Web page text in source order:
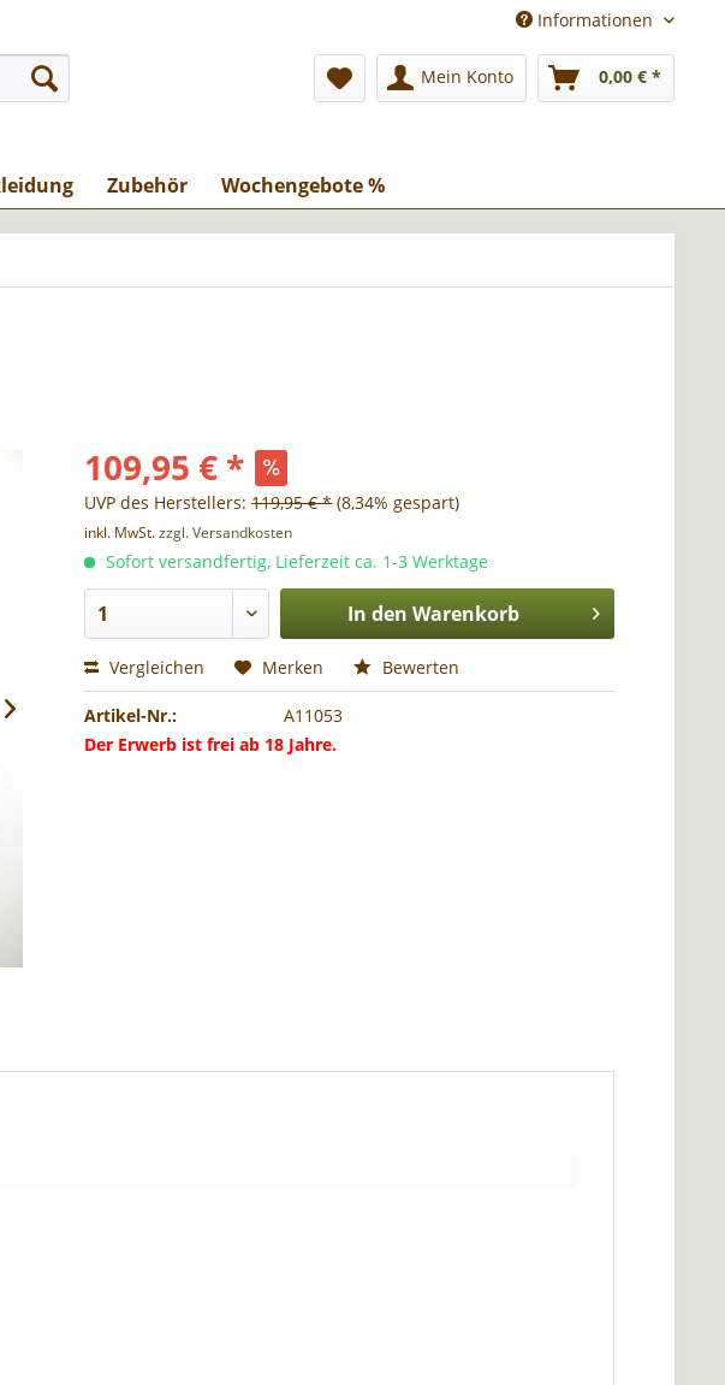
Informationen
Mein Konto 0,00 € *
Zubehör Wochengebote %
109,95 € *
UVP des Herstellers:119,95 € * (8,34% gespart)
inkl. MwSt.zzgl. Versandkosten
Sofort versandfertig, Lieferzeit ca. 1-3 Werktage
In den Warenkorb
Vergleichen Merken Bewerten
Artikel-Nr.:
A11053
Der Erwerb ist frei ab 18 Jahre.